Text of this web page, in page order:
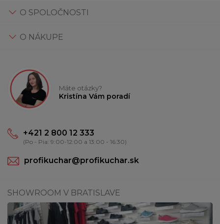
O SPOLOČNOSTI
O NÁKUPE
Máte otázky?
Kristína Vám poradí
+421 2 800 12 333
(Po - Pia: 9:00-12:00 a 13:00 - 16:30)
profikuchar@profikuchar.sk
SHOWROOM V BRATISLAVE